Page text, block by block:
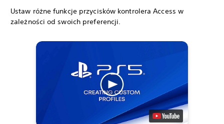
Ustaw różne funkcje przycisków kontrolera Access w
zależności od swoich preferencji.